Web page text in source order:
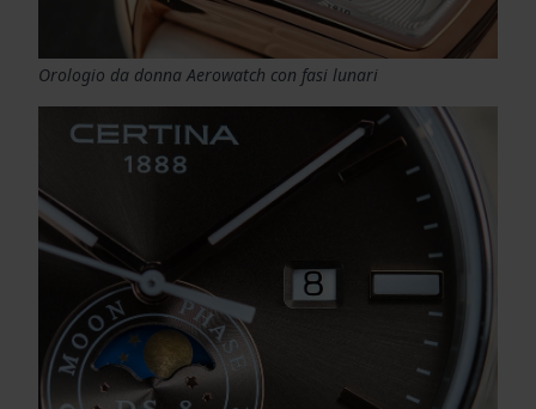
Orologio da donna Aerowatch con fasi lunari